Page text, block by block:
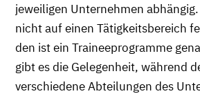
jeweiligen Unternehmen
nicht auf einen Tätigkeitsbereich
den ist ein Traineeprogramme
gibt es die Gelegenheit, während
verschiedene Abteilungen des